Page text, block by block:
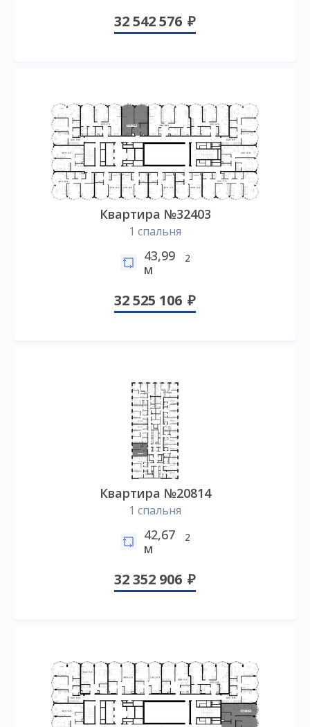
32 542 576
Квартира №32403
1 спальня
43,99
м
2
32 525 106
Квартира №20814
1 спальня
42,67
м
2
32 352 906